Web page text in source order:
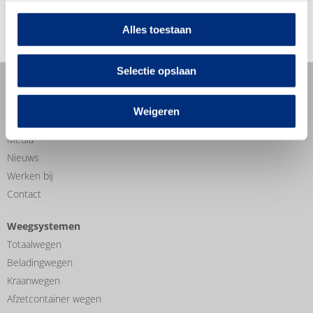
Alles toestaan
Selectie opslaan
Weigeren
Website
Media
Nieuws
Werken bij
Contact
Weegsystemen
Totaalwegen
Beladingwegen
Kraanwegen
Afzetcontainer wegen